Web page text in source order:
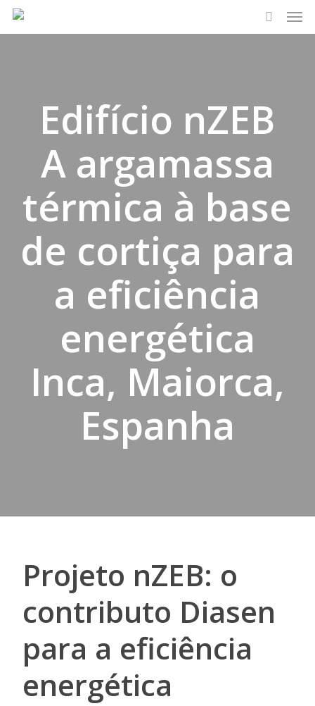
Skip
search
Edifício nZEB
A argamassa
térmica à base
de cortiça para
a eficiência
energética
Inca, Maiorca,
Espanha
Projeto nZEB: o
contributo Diasen
para a eficiência
energética